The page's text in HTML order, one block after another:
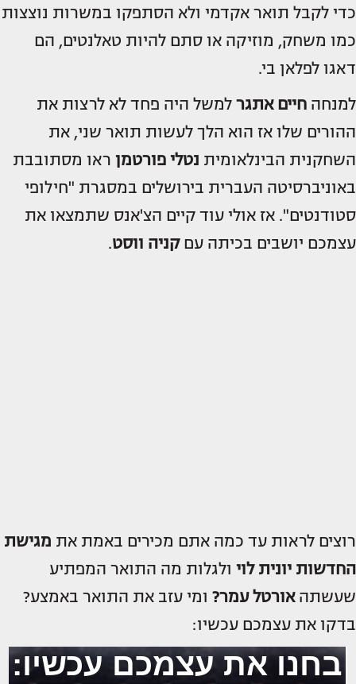
כדי לקבל תואר אקדמי ולא הסתפקו במשרות נוצצות
כמו משחק, מוזיקה או סתם להיות טאלנטים, הם
דאגו לפלאן בי.
למנחה חיים אתגר למשל היה פחד לא לרצות את
ההורים שלו אז הוא הלך לעשות תואר שני, את
השחקנית הבינלאומית נטלי פורטמן ראו מסתובבת
באוניברסיטה העברית בירושלים במסגרת "חילופי
סטודנטים". אז אולי עוד קיים הצ'אנס שתמצאו את
עצמכם יושבים בכיתה עםקניה ווסט.
רוצים לראות עד כמה אתם מכירים באמת את מגישת
החדשות יונית לוי ולגלות מה התואר המפתיע
שעשתה אורטל עמר? ומי עזב את התואר באמצע?
בדקו את עצמכם עכשיו: